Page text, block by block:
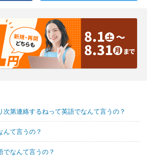
第連絡するねって英語でなんて言うの？
んて言うの？
でなんて言うの？